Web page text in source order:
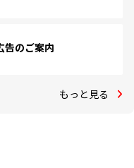
告のご案内
もっと見る